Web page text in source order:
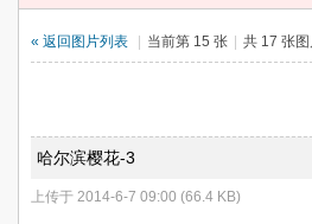
« 返回图片列表 当前第 15 张 共 17 张
哈尔滨樱花-3
上传于 2014-6-7 09:00 (66.4 KB)